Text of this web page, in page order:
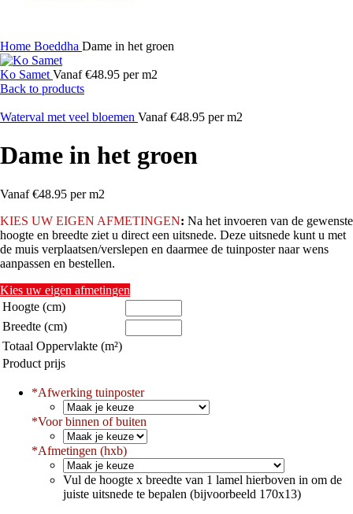
Home Boeddha Dame in het groen
Ko Samet Vanaf €48.95 per m2
Back to products
Waterval met veel bloemen Vanaf €48.95 per m2
Dame in het groen
Vanaf €48.95 per m2
KIES UW EIGEN AFMETINGEN: Na het invoeren van de gewenste
hoogte en breedte ziet u direct een uitsnede. Deze uitsnede kunt u met
de muis verplaatsen/verslepen en daarmee de tuinposter naar wens
aanpassen en bestellen.
Kies uw eigen afmetingen
Hoogte (cm)
Breedte (cm)
Totaal Oppervlakte (m²)
Product prijs
*Afwerking tuinposter
*Voor binnen of buiten
*Afmetingen (hxb)
Vul de hoogte x breedte van 1 lamel hierboven in om de
juiste uitsnede te bepalen (bijvoorbeeld 170x13)